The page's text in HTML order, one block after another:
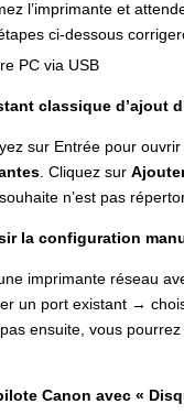
l’imprimante et
ci-dessous
classique d’ajout
sur Entrée pour
. Cliquez sur
n’est pas
la configuration
imprimante réseau
un port existant →
ensuite, vous
Canon avec «